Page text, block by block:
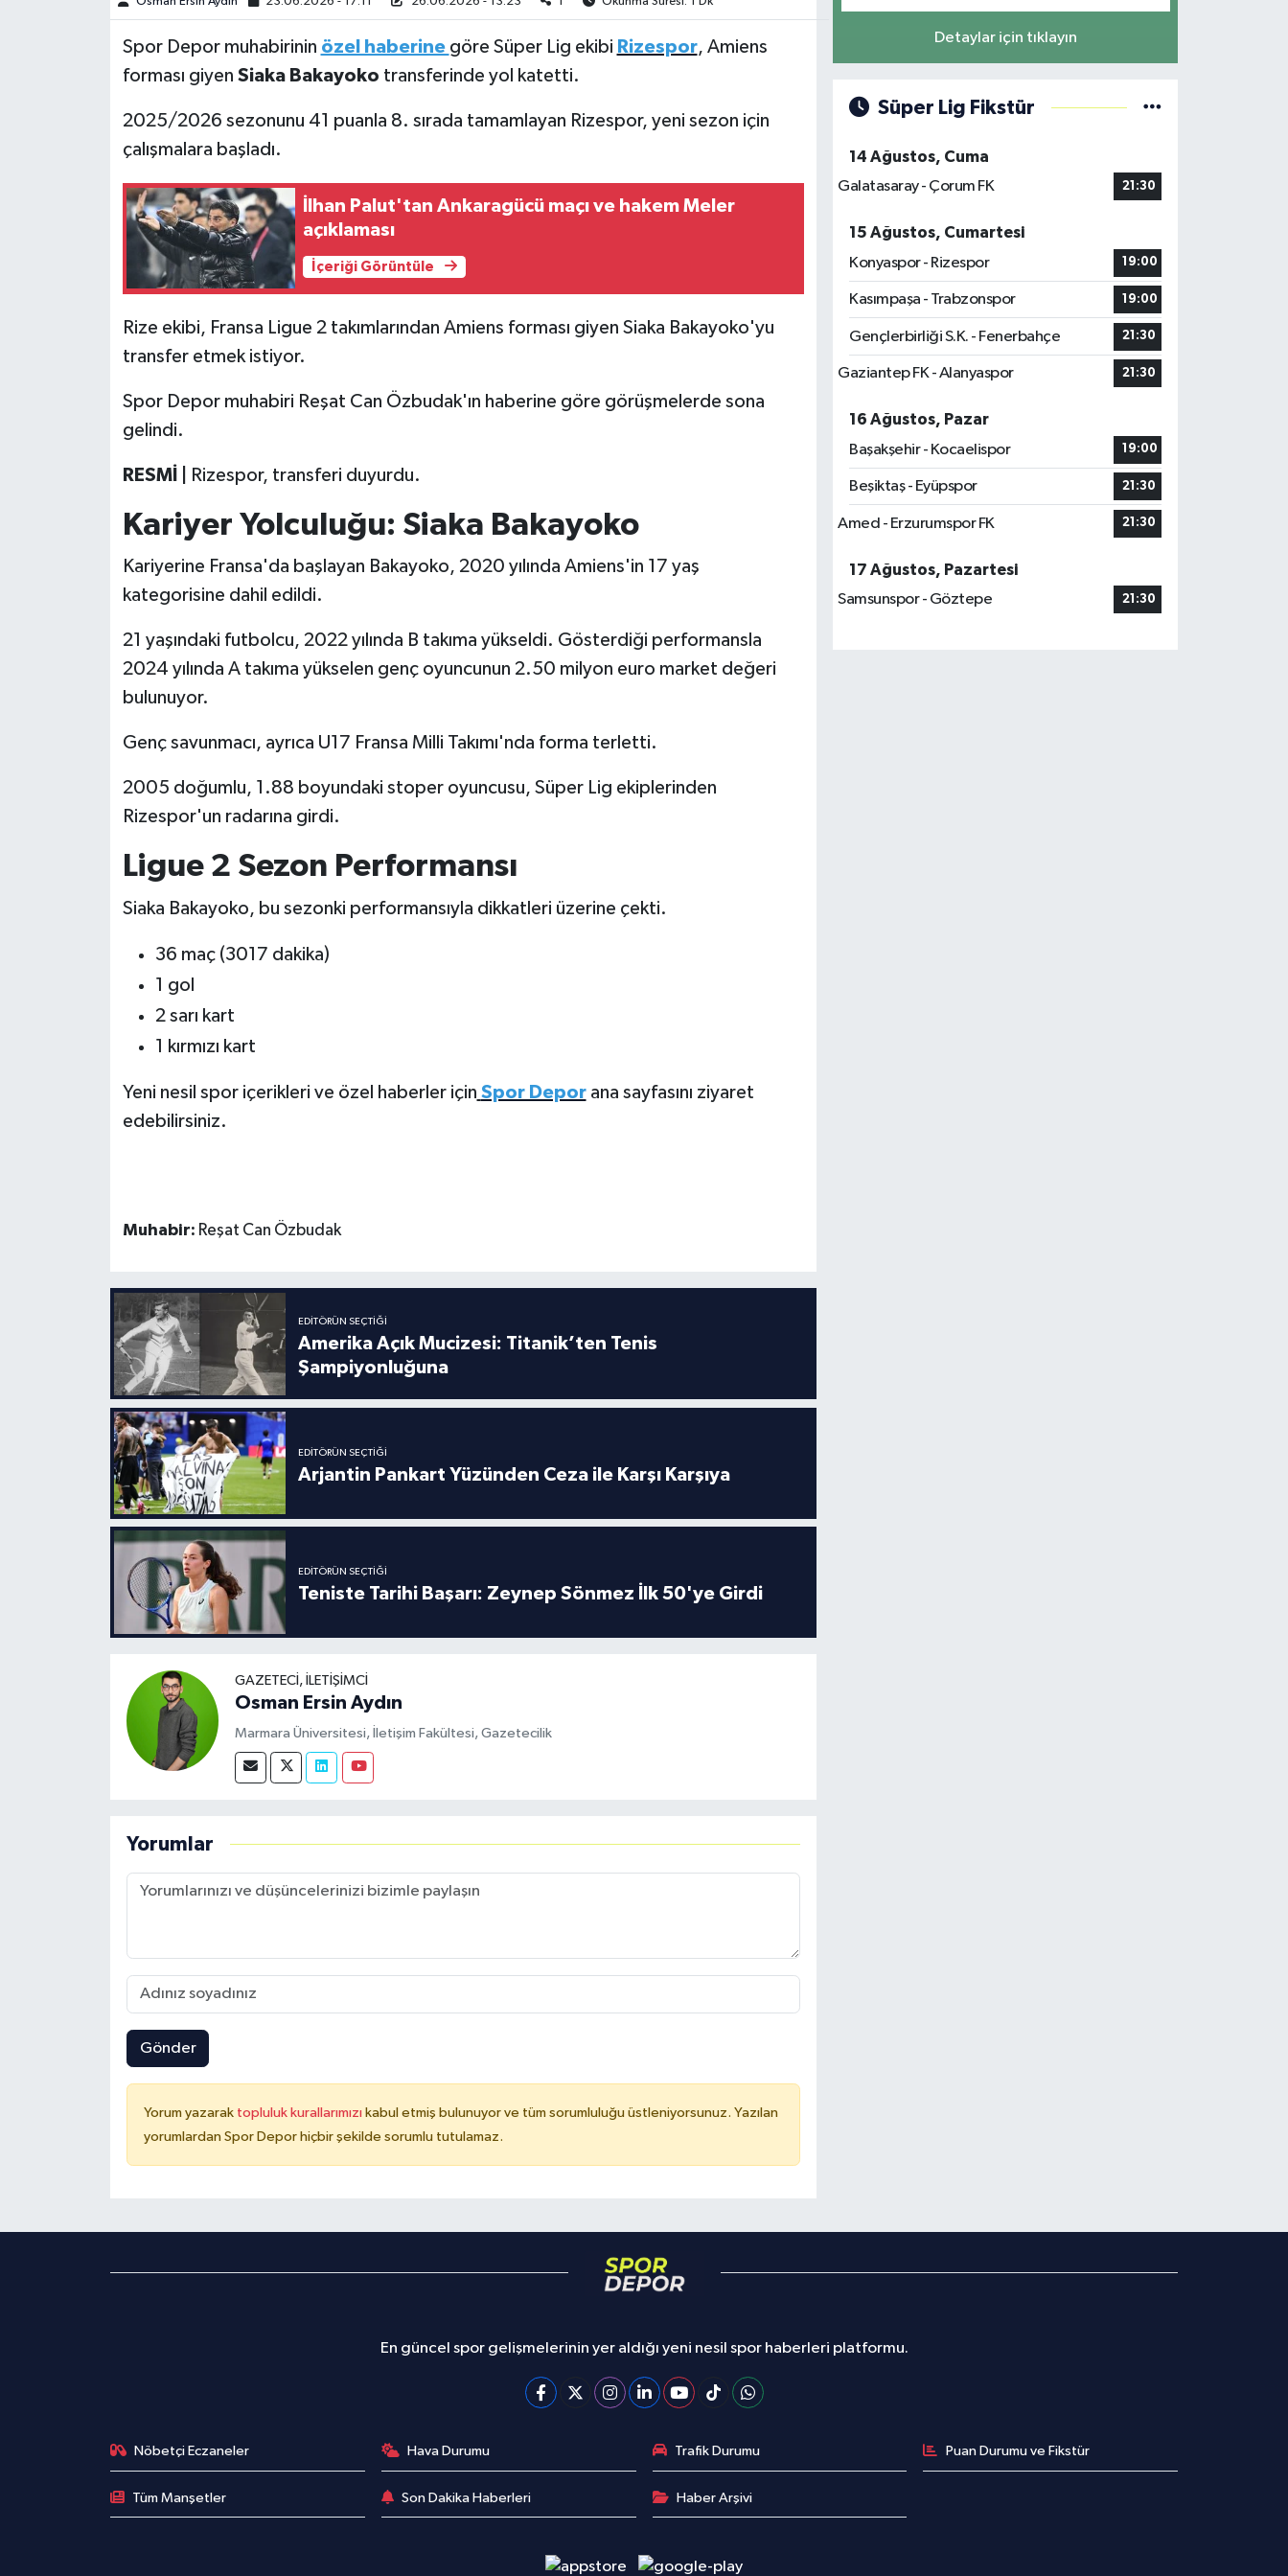
Spor Depor muhabirinin özel haberine göre Süper Lig ekibi Rizespor, Amiens
forması giyen Siaka Bakayoko transferinde yol katetti.
2025/2026 sezonunu 41 puanla 8. sırada tamamlayan Rizespor, yeni sezon için
çalışmalara başladı.
İlhan Palut'tan Ankaragücü maçı ve hakem Meler
açıklaması
İçeriği Görüntüle
Rize ekibi, Fransa Ligue 2 takımlarından Amiens forması giyen Siaka Bakayoko'yu
transfer etmek istiyor.
Spor Depor muhabiri Reşat Can Özbudak'ın haberine göre görüşmelerde sona
gelindi.
RESMİ | Rizespor, transferi duyurdu.
Kariyer Yolculuğu: Siaka Bakayoko
Kariyerine Fransa'da başlayan Bakayoko, 2020 yılında Amiens'in 17 yaş
kategorisine dahil edildi.
21 yaşındaki futbolcu, 2022 yılında B takıma yükseldi. Gösterdiği performansla
2024 yılında A takıma yükselen genç oyuncunun 2.50 milyon euro market değeri
bulunuyor.
Genç savunmacı, ayrıca U17 Fransa Milli Takımı'nda forma terletti.
2005 doğumlu, 1.88 boyundaki stoper oyuncusu, Süper Lig ekiplerinden
Rizespor'un radarına girdi.
Ligue 2 Sezon Performansı
Siaka Bakayoko, bu sezonki performansıyla dikkatleri üzerine çekti.
36 maç (3017 dakika)
1 gol
2 sarı kart
1 kırmızı kart
Yeni nesil spor içerikleri ve özel haberler için Spor Deporana sayfasını ziyaret
edebilirsiniz.
Muhabir: Reşat Can Özbudak
EDITÖRÜN SEÇTIĞI
Amerika Açık Mucizesi: Titanik’ten Tenis
Şampiyonluğuna
EDITÖRÜN SEÇTIĞI
Arjantin Pankart Yüzünden Ceza ile Karşı Karşıya
EDITÖRÜN SEÇTIĞI
Teniste Tarihi Başarı: Zeynep Sönmez İlk 50'ye Girdi
GAZETECI, İLETIŞIMCI
Osman Ersin Aydın
Marmara Üniversitesi, İletişim Fakültesi, Gazetecilik
Yorumlar
Gönder
Yorum yazarak topluluk kurallarımızı kabul etmiş bulunuyor ve tüm sorumluluğu üstleniyorsunuz. Yazılan
yorumlardan Spor Depor hiçbir şekilde sorumlu tutulamaz.
Detaylar için tıklayın
Süper Lig Fikstür
14 Ağustos, Cuma
Galatasaray - Çorum FK
21:30
15 Ağustos, Cumartesi
Konyaspor - Rizespor
19:00
Kasımpaşa - Trabzonspor 19:00
Gençlerbirliği S.K. - Fenerbahçe 21:30
Gaziantep FK - Alanyaspor 21:30
16 Ağustos, Pazar
Başakşehir - Kocaelispor
19:00
Beşiktaş - Eyüpspor 21:30
Amed - Erzurumspor FK 21:30
17 Ağustos, Pazartesi
Samsunspor - Göztepe
21:30
En güncel spor gelişmelerinin yer aldığı yeni nesil spor haberleri platformu.
Nöbetçi Eczaneler Hava Durumu Trafik Durumu Puan Durumu ve Fikstür
Tüm Manşetler Son Dakika Haberleri Haber Arşivi
Türkiye Basketbol Ligi
Diğer Basketbol Ligleri
Formula 1
Su Sporları
Diğer Spor Dalları